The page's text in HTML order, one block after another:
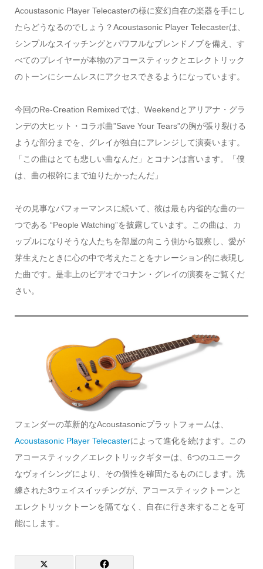
Acoustasonic Player Telecasterの様に変幻自在の楽器を手にし
たらどうなるのでしょう？Acoustasonic Player Telecasterは、
シンプルなスイッチングとパワフルなブレンドノブを備え、す
べてのプレイヤーが本物のアコースティックとエレクトリック
のトーンにシームレスにアクセスできるようになっています。
今回のRe-Creation Remixedでは、Weekendとアリアナ・グラ
ンデの大ヒット・コラボ曲”Save Your Tears”の胸が張り裂ける
ような部分までを、グレイが独自にアレンジして演奏います。
「この曲はとても悲しい曲なんだ」とコナンは言います。「僕
は、曲の根幹にまで迫りたかったんだ」
その見事なパフォーマンスに続いて、彼は最も内省的な曲の一
つである “People Watching”を披露しています。この曲は、カ
ップルになりそうな人たちを部屋の向こう側から観察し、愛が
芽生えたときに心の中で考えたことをナレーション的に表現し
た曲です。是非上のビデオでコナン・グレイの演奏をご覧くだ
さい。
フェンダーの革新的なAcoustasonicプラットフォームは、
Acoustasonic Player Telecasterによって進化を続けます。この
アコースティック／エレクトリックギターは、6つのユニーク
なヴォイシングにより、その個性を確固たるものにします。洗
練された3ウェイスイッチングが、アコースティックトーンと
エレクトリックトーンを隔てなく、自在に行き来することを可
能にします。